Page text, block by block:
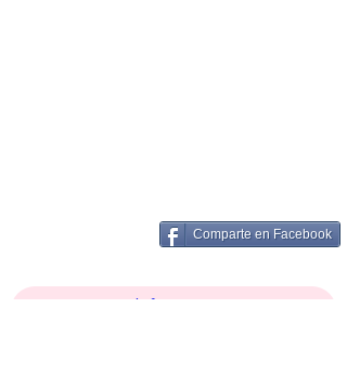
Comparte en Facebook